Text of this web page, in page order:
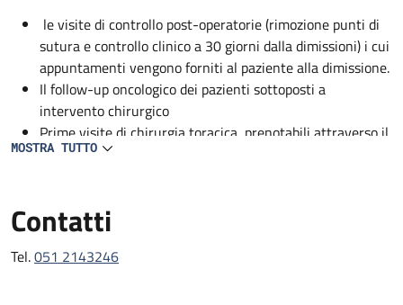
le visite di controllo post-operatorie (rimozione punti di
sutura e controllo clinico a 30 giorni dalla dimissioni) i cui
appuntamenti vengono forniti al paziente alla dimissione.
Il follow-up oncologico dei pazienti sottoposti a
intervento chirurgico
Prime visite di chirurgia toracica, prenotabili attraverso il
CUP.
MOSTRA TUTTO
Contatti
Tel.051 2143246